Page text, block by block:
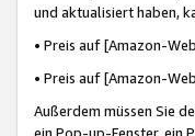
und aktualisiert haben,
• Preis auf [Amazon-
• Preis auf [Amazon-
Außerdem müssen Sie
ein Pop-up-Fenster, ein